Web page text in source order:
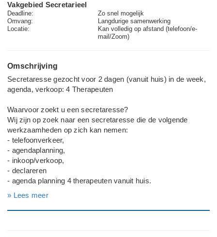
Vakgebied Secretarieel
Deadline:
Zo snel mogelijk
Omvang:
Langdurige samenwerking
Locatie:
Kan volledig op afstand (telefoon/e-
mail/Zoom)
Omschrijving
Secretaresse gezocht voor 2 dagen (vanuit huis) in de week,
agenda, verkoop: 4 Therapeuten
Waarvoor zoekt u een secretaresse?
Wij zijn op zoek naar een secretaresse die de volgende
werkzaamheden op zich kan nemen:
- telefoonverkeer,
- agendaplanning,
- inkoop/verkoop,
- declareren
- agenda planning 4 therapeuten vanuit huis.
1 dag op locatie
» Lees meer